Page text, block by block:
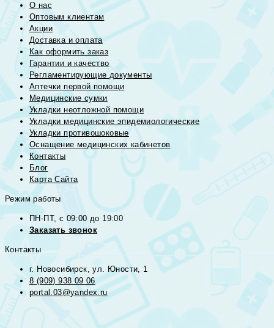
О нас
Оптовым клиентам
Акции
Доставка и оплата
Как оформить заказ
Гарантии и качество
Регламентирующие документы
Аптечки первой помощи
Медицинские сумки
Укладки неотложной помощи
Укладки медицинские эпидемиологические
Укладки противошоковые
Оснащение медицинских кабинетов
Контакты
Блог
Карта Сайта
Режим работы
ПН-ПТ, с 09:00 до 19:00
Заказать звонок
Контакты
г. Новосибирск, ул. Юности, 1
8 (909) 938 09 06
portal.03@yandex.ru